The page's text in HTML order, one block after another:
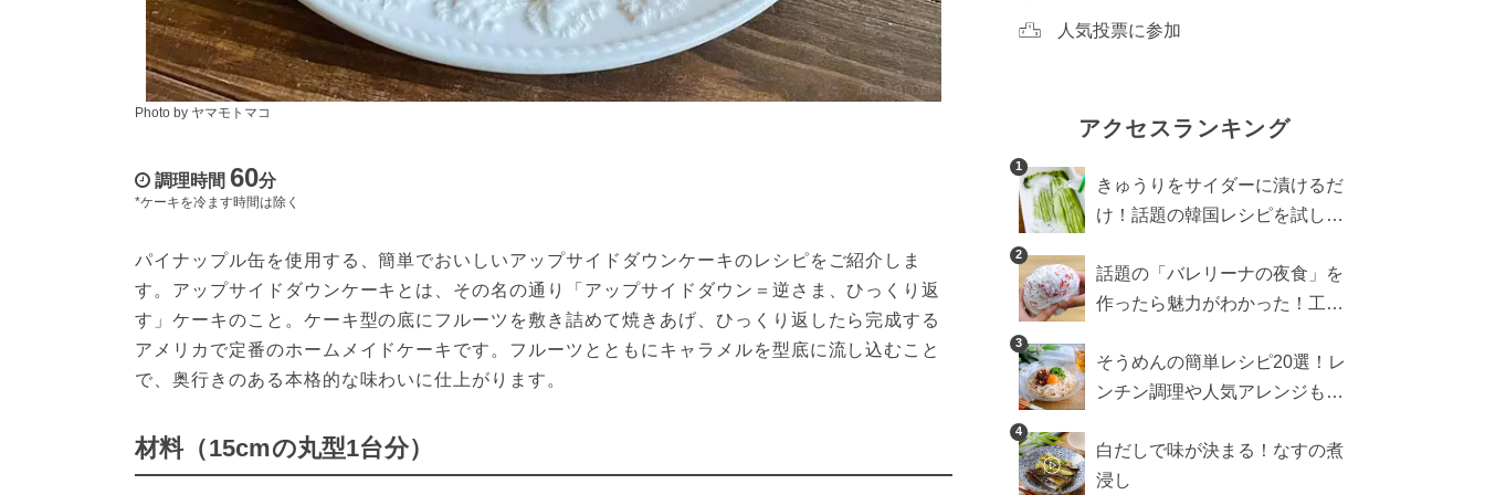
Photo by ヤマモトマコ
調理時間 60分
*ケーキを冷ます時間は除く
パイナップル缶を使用する、簡単でおいしいアップサイドダウンケーキのレシピをご紹介しま
す。アップサイドダウンケーキとは、その名の通り「アップサイドダウン＝逆さま、ひっくり返
す」ケーキのこと。ケーキ型の底にフルーツを敷き詰めて焼きあげ、ひっくり返したら完成する
アメリカで定番のホームメイドケーキです。フルーツとともにキャラメルを型底に流し込むこと
で、奥行きのある本格的な味わいに仕上がります。
材料（15cmの丸型1台分）
人気投票に参加
アクセスランキング
1
きゅうりをサイダーに漬けるだ
け！話題の韓国レシピを試した
2
話題の「バレリーナの夜食」を
作ったら魅力がわかった！工程
3
そうめんの簡単レシピ20選！レ
ンチン調理や人気アレンジも紹
4
白だしで味が決まる！なすの煮
浸し